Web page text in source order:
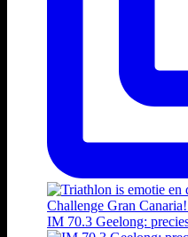
IM 70.3 Geelong: